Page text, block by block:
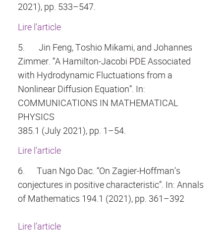
2021), pp. 533–547.
Lire l’article
5.
Jin Feng, Toshio Mikami, and Johannes
Zimmer. “A Hamilton-Jacobi PDE Associated
with Hydrodynamic Fluctuations from a
Nonlinear Diffusion Equation”. In:
COMMUNICATIONS IN MATHEMATICAL
PHYSICS
385.1 (July 2021), pp. 1–54.
Lire l’article
6.
Tuan Ngo Dac. “On Zagier-Hoffman’s
conjectures in positive characteristic”. In: Annals
of Mathematics 194.1 (2021), pp. 361–392
Lire l’article